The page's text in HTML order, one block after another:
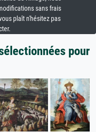
sans frais
plaît n'hésitez pas
pour